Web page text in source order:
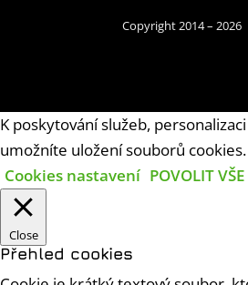
Copyright 2014 – 2026
K poskytování služeb,
umožníte uložení souborů cookies.
Cookies nastavení POVOLIT VŠE
Close
Přehled cookies